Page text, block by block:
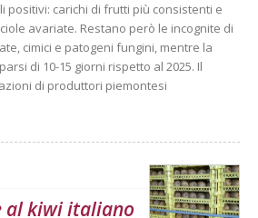
positivi: carichi di frutti più consistenti e
avariate. Restano però le incognite di
cimici e patogeni fungini, mentre la
di 10-15 giorni rispetto al 2025. Il
di produttori piemontesi
al kiwi italiano